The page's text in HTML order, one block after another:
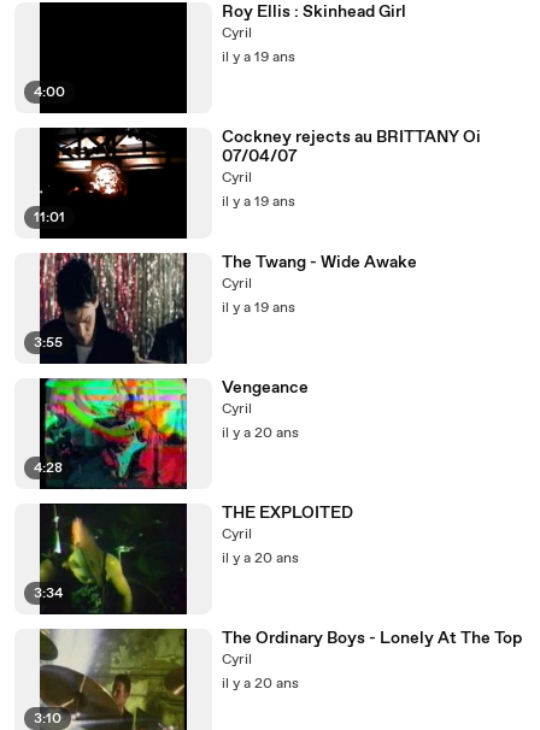
4:00
Roy Ellis : Skinhead Girl
Cyril
il y a 19 ans
11:01
Cockney rejects au BRITTANY Oi
07/04/07
Cyril
il y a 19 ans
3:55
The Twang - Wide Awake
Cyril
il y a 19 ans
4:28
Vengeance
Cyril
il y a 20 ans
3:34
THE EXPLOITED
Cyril
il y a 20 ans
3:10
The Ordinary Boys - Lonely At The Top
Cyril
il y a 20 ans